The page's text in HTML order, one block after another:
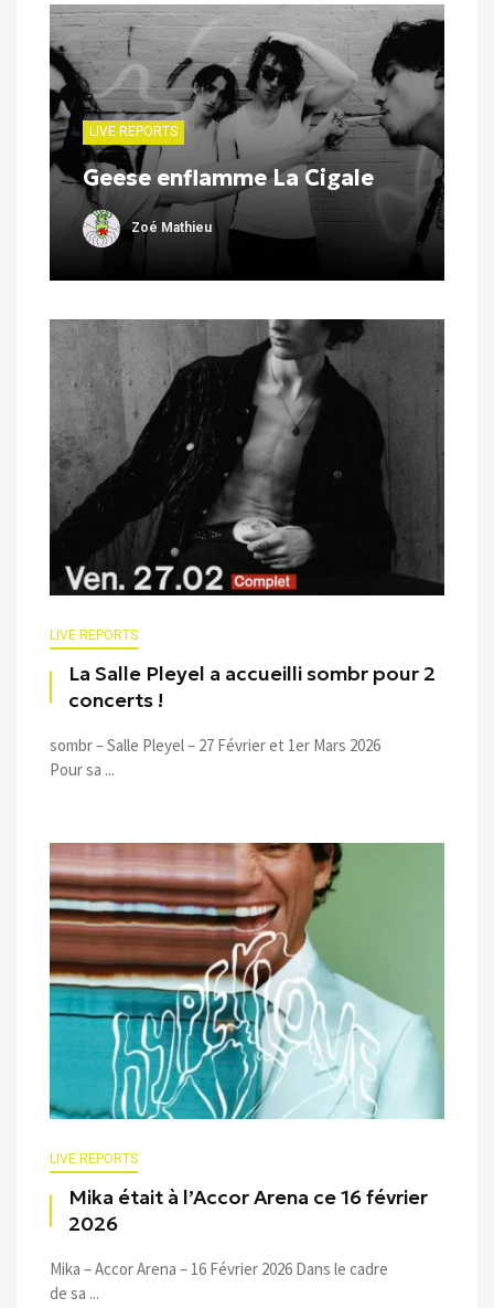
LIVE REPORTS
Geese enflamme La Cigale
Zoé Mathieu
LIVE REPORTS
La Salle Pleyel a accueilli sombr pour 2
concerts !
sombr – Salle Pleyel – 27 Février et 1er Mars 2026
Pour sa ...
LIVE REPORTS
Mika était à l’Accor Arena ce 16 février
2026
Mika – Accor Arena – 16 Février 2026 Dans le cadre
de sa ...